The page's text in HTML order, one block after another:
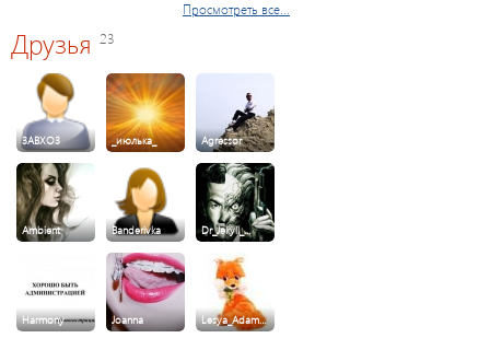
Просмотреть все...
Друзья 23
3ABXO3 _июлька_ Agressor
Ambient Banderivka Dr_Jekyll_…
Harmony Joanna Lesya_Adam…